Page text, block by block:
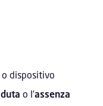
o dispositivo
o l’assenza